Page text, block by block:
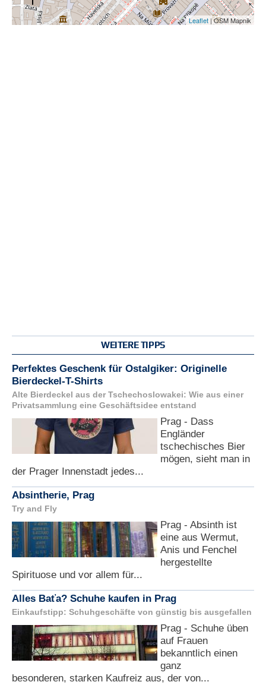
Leaflet | OSM Mapnik
WEITERE TIPPS
Perfektes Geschenk für Ostalgiker: Originelle
Bierdeckel-T-Shirts
Alte Bierdeckel aus der Tschechoslowakei: Wie aus einer
Privatsammlung eine Geschäftsidee entstand
Prag - Dass
Engländer
tschechisches Bier
mögen, sieht man in
der Prager Innenstadt jedes...
Absintherie, Prag
Try and Fly
Prag - Absinth ist
eine aus Wermut,
Anis und Fenchel
hergestellte
Spirituose und vor allem für...
Alles Baťa? Schuhe kaufen in Prag
Einkaufstipp: Schuhgeschäfte von günstig bis ausgefallen
Prag - Schuhe üben
auf Frauen
bekanntlich einen
ganz
besonderen, starken Kaufreiz aus, der von...